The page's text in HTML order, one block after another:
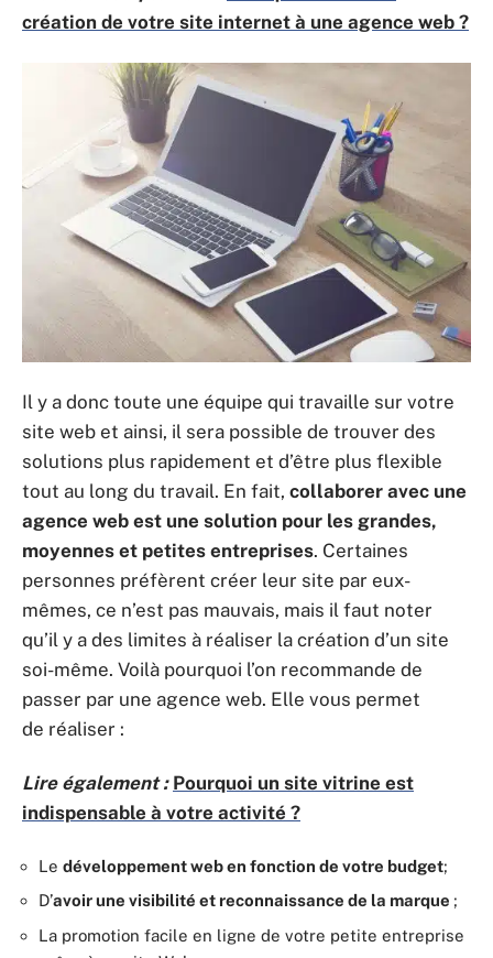
création de votre site internet à une agence web ?
Il y a donc toute une équipe qui travaille sur votre
site web et ainsi, il sera possible de trouver des
solutions plus rapidement et d’être plus flexible
tout au long du travail. En fait, collaborer avec une
agence web est une solution pour les grandes,
moyennes et petites entreprises. Certaines
personnes préfèrent créer leur site par eux-
mêmes, ce n’est pas mauvais, mais il faut noter
qu’il y a des limites à réaliser la création d’un site
soi-même. Voilà pourquoi l’on recommande de
passer par une agence web. Elle vous permet
de réaliser :
Lire également : Pourquoi un site vitrine est
indispensable à votre activité ?
Le développement web en fonction de votre budget;
D’avoir une visibilité et reconnaissance de la marque ;
La promotion facile en ligne de votre petite entreprise